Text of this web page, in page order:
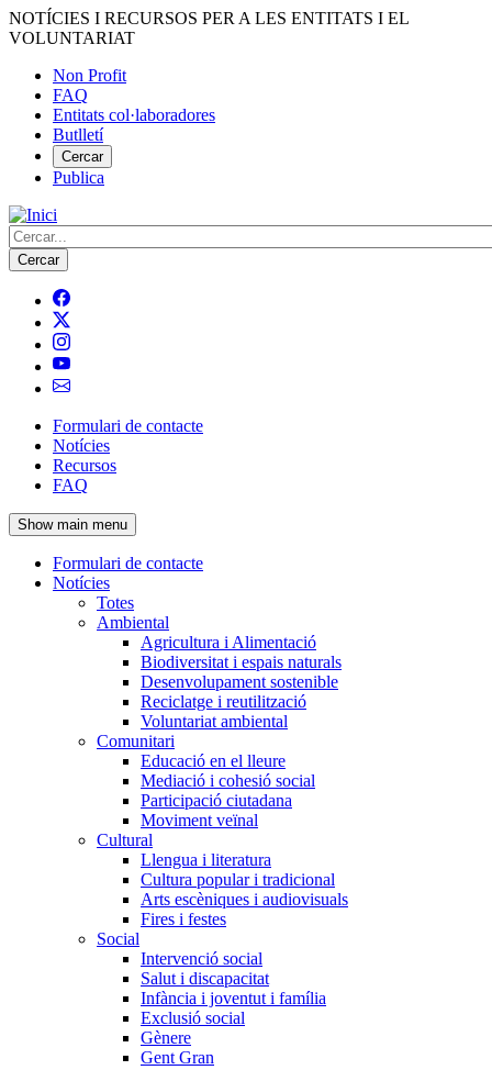
Vés
al
NOTÍCIES I RECURSOS PER A LES ENTITATS I EL
VOLUNTARIAT
Menú
del
compte
d'usuari
Non Profit
FAQ
Entitats col·laboradores
Butlletí
Cercar
Publica
Cerca
Navegació
principal
de
l'encapçalament
Formulari de contacte
Notícies
Recursos
FAQ
Show main menu
Navegació
principal
Formulari de contacte
Notícies
Totes
Ambiental
Agricultura i Alimentació
Biodiversitat i espais naturals
Desenvolupament sostenible
Reciclatge i reutilització
Voluntariat ambiental
Comunitari
Educació en el lleure
Mediació i cohesió social
Participació ciutadana
Moviment veïnal
Cultural
Llengua i literatura
Cultura popular i tradicional
Arts escèniques i audiovisuals
Fires i festes
Social
Intervenció social
Salut i discapacitat
Infància i joventut i família
Exclusió social
Gènere
Gent Gran